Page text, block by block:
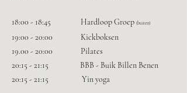
18:00 - 18:45 Hardloop Groep (buiten)
19:00 - 20:00 Kickboksen
19.00 - 20:00 Pilates
20:15 - 21:15 BBB - Buik Billen Benen
20:15 - 21:15 Yin yoga